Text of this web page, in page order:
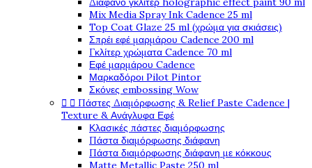
Mix Media Spray Ink Cadence 25 ml
Top Coat Glaze 25 ml (χρώμα για σκιάσεις)
Σπρέι εφέ μαρμάρου Cadence 200 ml
Γκλίτερ χρώματα Cadence 70 ml
Εφέ μαρμάρου Cadence
Μαρκαδόροι Pilot Pintor
Σκόνες embossing Wow
  Πάστες Διαμόρφωσης & Relief Paste Cadence |
Texture & Ανάγλυφα Εφέ
Κλασικές πάστες διαμόρφωσης
Πάστα διαμόρφωσης διάφανη
Πάστα διαμόρφωσης διάφανη με κόκκους
Matte Metallic Paste 250 ml